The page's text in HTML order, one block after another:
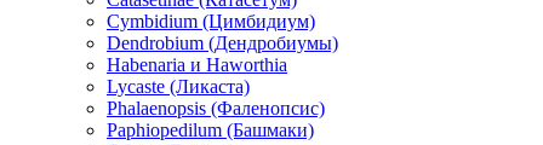
Cymbidium (Цимбидиум)
Dendrobium (Дендробиумы)
Habenaria и Haworthia
Lycaste (Ликаста)
Phalaenopsis (Фаленопсис)
Paphiopedilum (Башмаки)